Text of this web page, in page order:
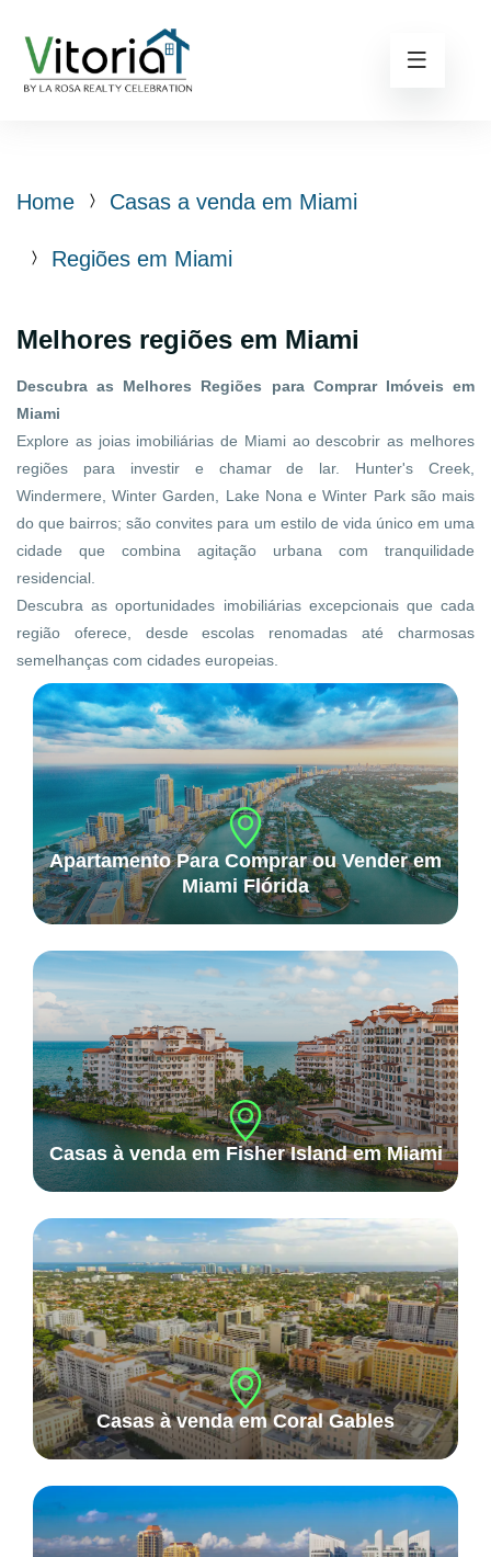
Home Casas a venda em Miami
Regiões em Miami
Melhores regiões em Miami
Descubra as Melhores Regiões para Comprar Imóveis em
Miami
Explore as joias imobiliárias de Miami ao descobrir as melhores
regiões para investir e chamar de lar. Hunter's Creek,
Windermere, Winter Garden, Lake Nona e Winter Park são mais
do que bairros; são convites para um estilo de vida único em uma
cidade que combina agitação urbana com tranquilidade
residencial.
Descubra as oportunidades imobiliárias excepcionais que cada
região oferece, desde escolas renomadas até charmosas
semelhanças com cidades europeias.
Apartamento Para Comprar ou Vender em
Miami Flórida
Casas à venda em Fisher Island em Miami
Casas à venda em Coral Gables